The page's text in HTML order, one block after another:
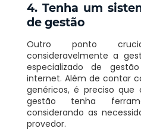
4. Tenha um
de gestão
Outro ponto
consideravelmente a
especializado de
internet. Além de contar
genéricos, é preciso que
gestão tenha
considerando as
provedor.